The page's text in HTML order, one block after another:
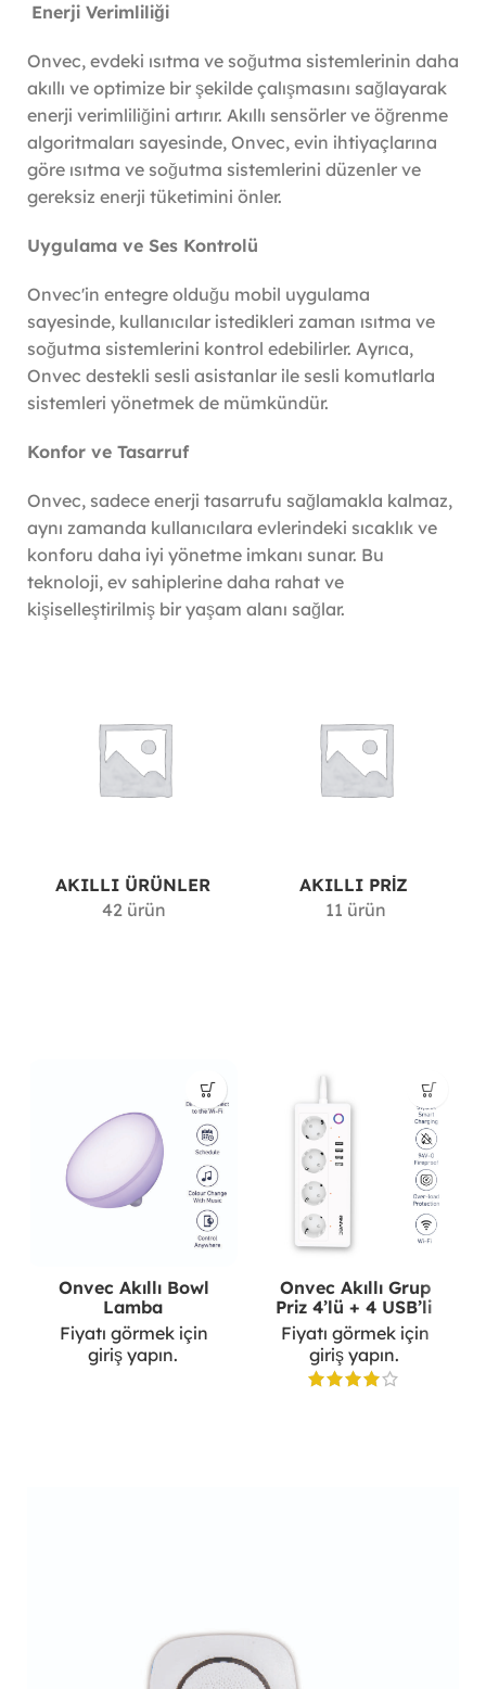
Enerji Verimliliği
Onvec, evdeki ısıtma ve soğutma sistemlerinin daha
akıllı ve optimize bir şekilde çalışmasını sağlayarak
enerji verimliliğini artırır. Akıllı sensörler ve öğrenme
algoritmaları sayesinde, Onvec, evin ihtiyaçlarına
göre ısıtma ve soğutma sistemlerini düzenler ve
gereksiz enerji tüketimini önler.
Uygulama ve Ses Kontrolü
Onvec'in entegre olduğu mobil uygulama
sayesinde, kullanıcılar istedikleri zaman ısıtma ve
soğutma sistemlerini kontrol edebilirler. Ayrıca,
Onvec destekli sesli asistanlar ile sesli komutlarla
sistemleri yönetmek de mümkündür.
Konfor ve Tasarruf
Onvec, sadece enerji tasarrufu sağlamakla kalmaz,
aynı zamanda kullanıcılara evlerindeki sıcaklık ve
konforu daha iyi yönetme imkanı sunar. Bu
teknoloji, ev sahiplerine daha rahat ve
kişiselleştirilmiş bir yaşam alanı sağlar.
AKILLI ÜRÜNLER
42 ürün
AKILLI PRIZ
11 ürün
Onvec Akıllı Bowl
Lamba
Fiyatı görmek için
giriş yapın.
Onvec Akıllı Grup
Priz 4’lü + 4 USB’li
Fiyatı görmek için
giriş yapın.